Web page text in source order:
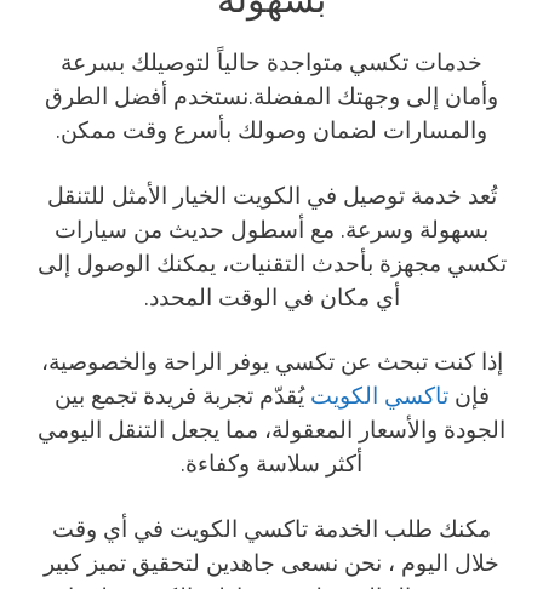
خدمات تكسي متواجدة حالياً لتوصيلك بسرعة
وأمان إلى وجهتك المفضلة.نستخدم أفضل الطرق
والمسارات لضمان وصولك بأسرع وقت ممكن.
تُعد خدمة توصيل في الكويت الخيار الأمثل للتنقل
بسهولة وسرعة. مع أسطول حديث من سيارات
تكسي مجهزة بأحدث التقنيات، يمكنك الوصول إلى
أي مكان في الوقت المحدد.
إذا كنت تبحث عن تكسي يوفر الراحة والخصوصية،
فإنتاكسي الكويت يُقدّم تجربة فريدة تجمع بين
الجودة والأسعار المعقولة، مما يجعل التنقل اليومي
أكثر سلاسة وكفاءة.
مكنك طلب الخدمة تاكسي الكويت في أي وقت
خلال اليوم ، نحن نسعى جاهدين لتحقيق تميز كبير